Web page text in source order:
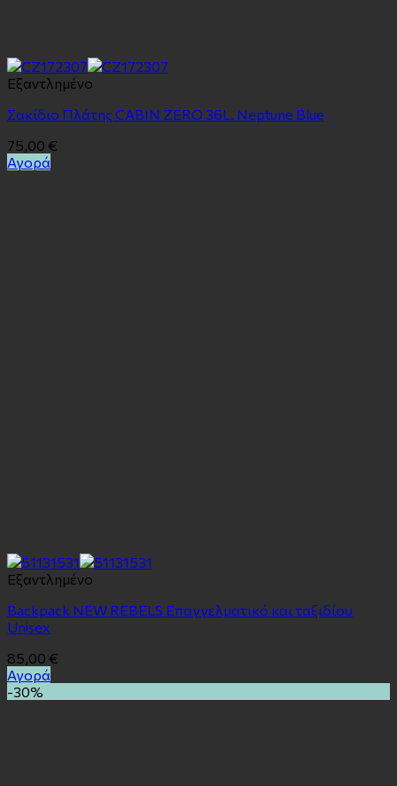
Εξαντλημένο
Σακίδιο Πλάτης CABIN ZERO 36L. Neptune Blue
75,00 €
Αγορά
Εξαντλημένο
Backpack NEW REBELS Επαγγελματικό και ταξιδίου
Unisex
85,00 €
Αγορά
-30%